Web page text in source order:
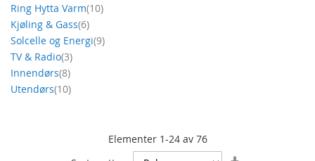
Elementer 1-24av 76
Ring Hytta Varm 10produkt
Kjøling & Gass 6produkt
Solcelle og Energi 9produkt
TV & Radio 3produkt
Innendørs 8produkt
Utendørs 10produkt